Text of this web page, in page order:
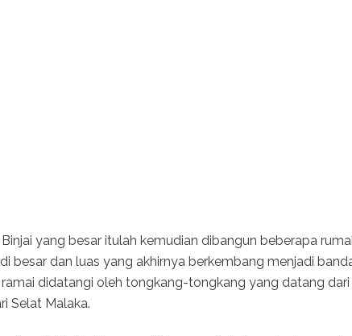
yang besar itulah kemudian dibangun beberapa
besar dan luas yang akhirnya berkembang menjadi
didatangi oleh tongkang-tongkang yang datang dari
Selat Malaka.